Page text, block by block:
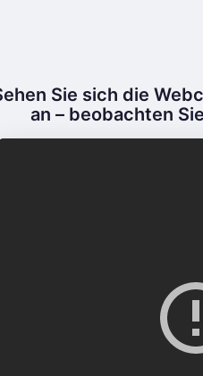
Sie sich die
an – beobachten